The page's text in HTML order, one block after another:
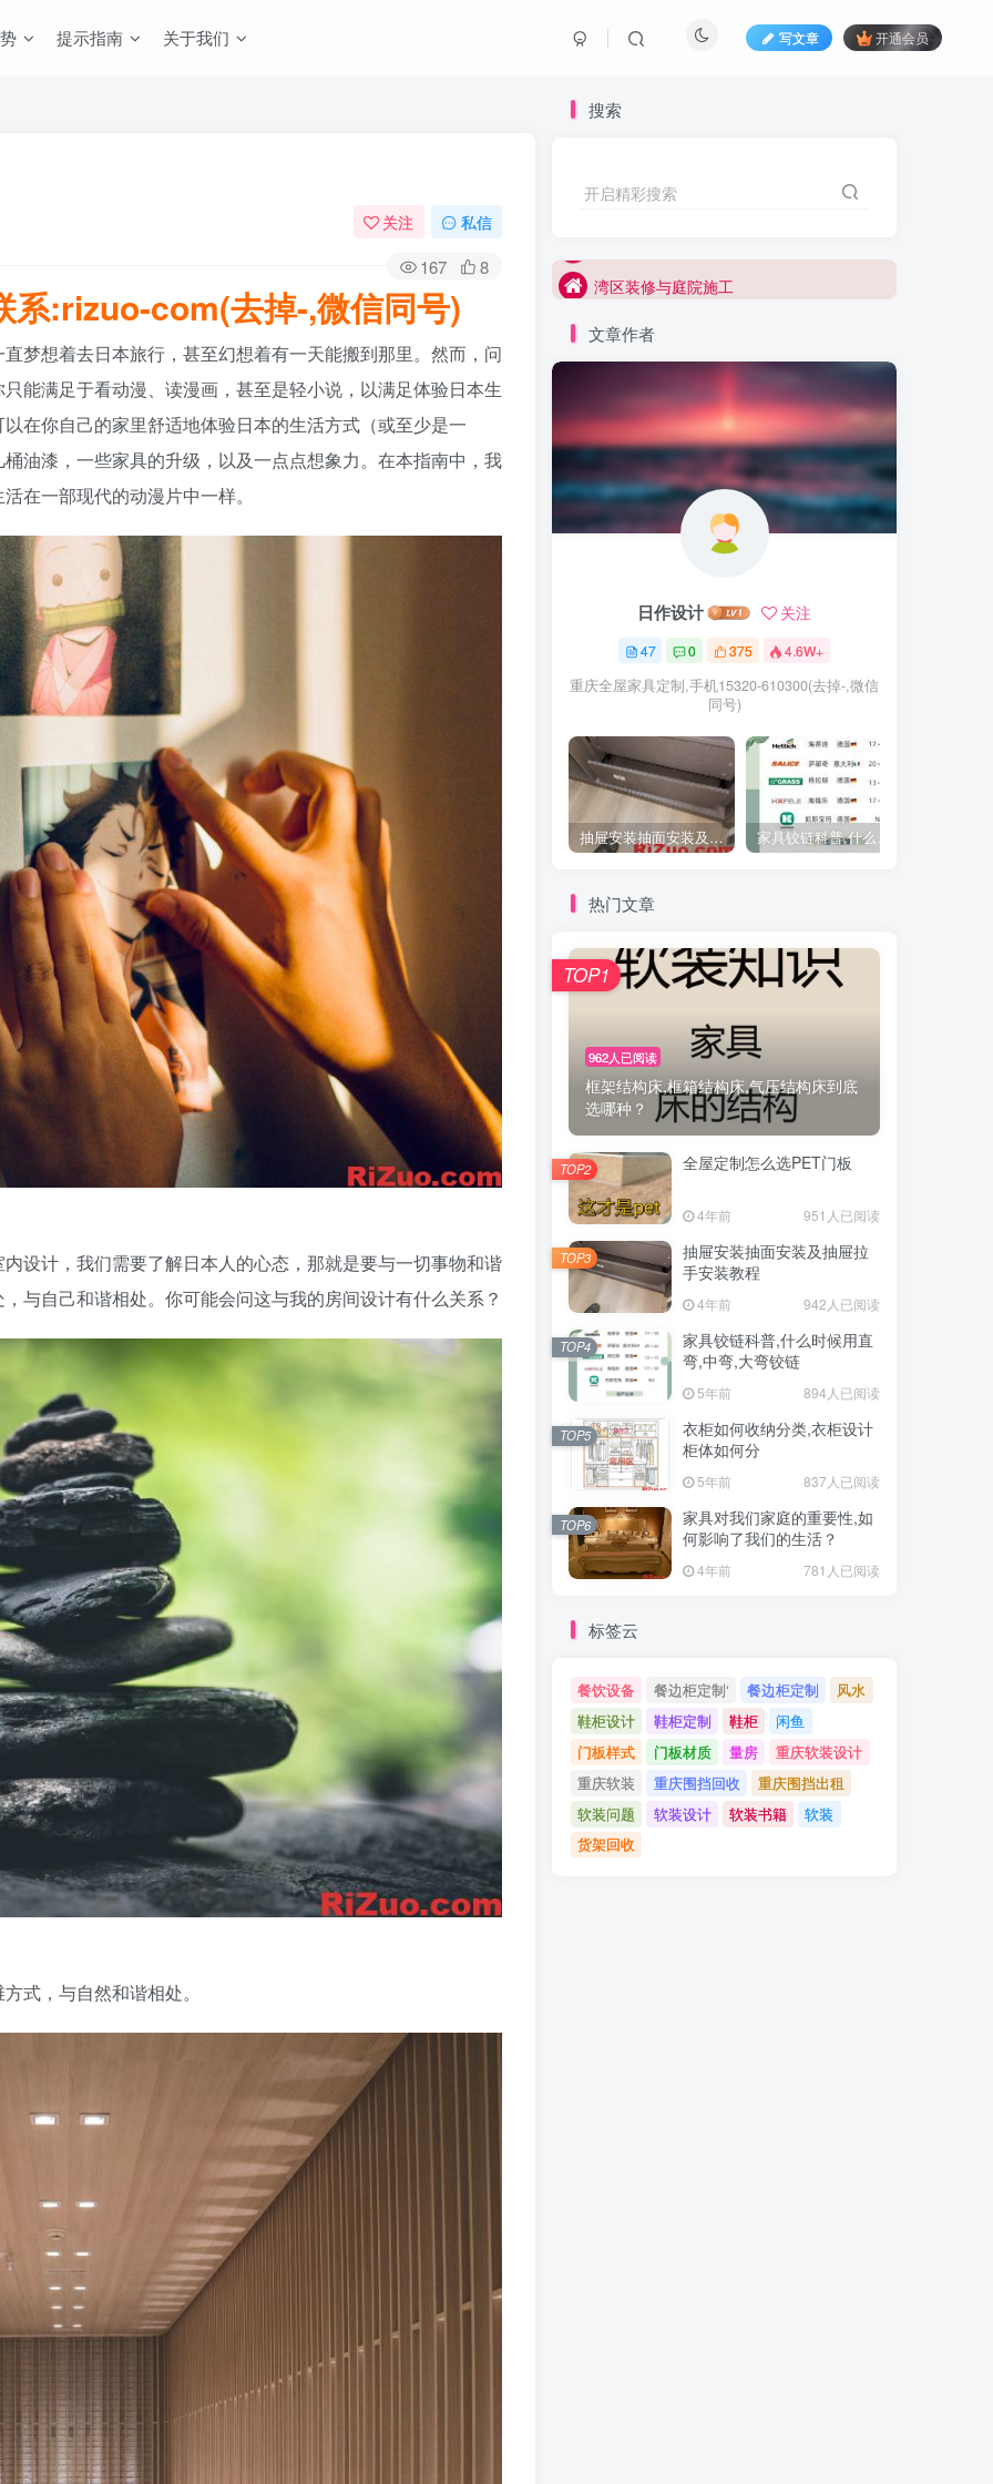
提示指南 关于我们 写文章 开通会员
关注 私信
167 8
系:rizuo-com(去掉-,微信同号)
梦想着去日本旅行，甚至幻想着有一天能搬到那里。然而，问
能满足于看动漫、读漫画，甚至是轻小说，以满足体验日本生
在你自己的家里舒适地体验日本的生活方式（或至少是一
油漆，一些家具的升级，以及一点点想象力。在本指南中，我
在一部现代的动漫片中一样。
设计，我们需要了解日本人的心态，那就是要与一切事物和谐
与自己和谐相处。你可能会问这与我的房间设计有什么关系？
式，与自然和谐相处。
搜索
开启精彩搜索
湾区装修与庭院施工
湾区装修与庭院施工
文章作者
日作设计 关注
47 0 375 4.6W+
重庆全屋家具定制,手机15320-610300(去掉-,微信
同号)
抽屉安装抽面安装及抽屉拉手安装教程 家具铰链科普,什么时候用直弯,中弯,大弯铰链
热门文章
962人已阅读
框架结构床,框箱结构床,气压结构床到底
选哪种？
TOP1
全屋定制怎么选PET门板
4年前 951人已阅读
TOP2
抽屉安装抽面安装及抽屉拉
手安装教程
4年前 942人已阅读
TOP3
家具铰链科普,什么时候用直
弯,中弯,大弯铰链
5年前 894人已阅读
TOP4
衣柜如何收纳分类,衣柜设计
柜体如何分
5年前 837人已阅读
TOP5
家具对我们家庭的重要性,如
何影响了我们的生活？
4年前 781人已阅读
TOP6
标签云
餐饮设备 餐边柜定制‘ 餐边柜定制
风水
鞋柜设计
鞋柜定制 鞋柜
闲鱼
门板样式
门板材质 量房
重庆软装设计
重庆软装
重庆围挡回收
重庆围挡出租
软装问题
软装设计 软装书籍
软装
货架回收